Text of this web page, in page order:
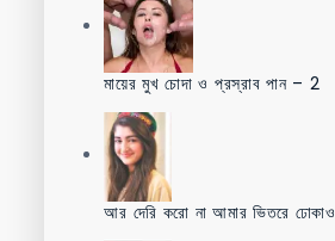
মায়ের মুখ চোদা ও প্রস্রাব পান – 2
আর দেরি করো না আমার ভিতরে ঢোকাও